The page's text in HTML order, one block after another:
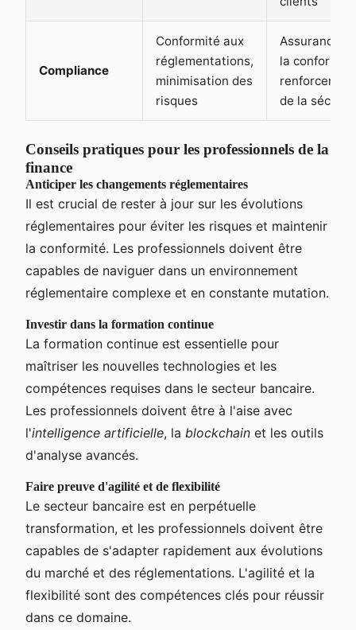
Compliance
Conformité aux
réglementations,
minimisation des
risques
Assurance
la
de la
Conseils pratiques pour les professionnels de la
finance
Anticiper les changements réglementaires
Il est crucial de rester à jour sur les évolutions
réglementaires pour éviter les risques et maintenir
la conformité. Les professionnels doivent être
capables de naviguer dans un environnement
réglementaire complexe et en constante mutation.
Investir dans la formation continue
La formation continue est essentielle pour
maîtriser les nouvelles technologies et les
compétences requises dans le secteur bancaire.
Les professionnels doivent être à l'aise avec
l'intelligence artificielle, la blockchain et les outils
d'analyse avancés.
Faire preuve d'agilité et de flexibilité
Le secteur bancaire est en perpétuelle
transformation, et les professionnels doivent être
capables de s'adapter rapidement aux évolutions
du marché et des réglementations. L'agilité et la
flexibilité sont des compétences clés pour réussir
dans ce domaine.